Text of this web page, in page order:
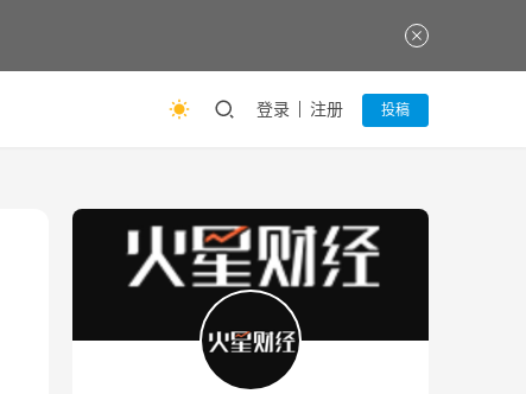
登录 注册 投稿